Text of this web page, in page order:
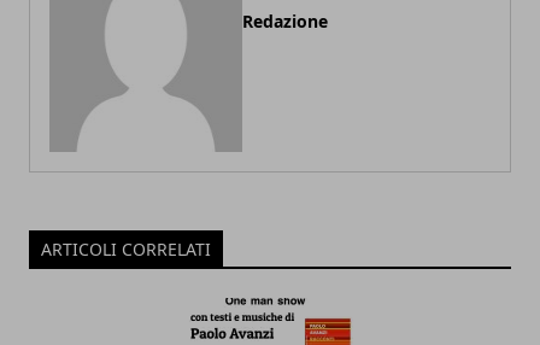
Redazione
ARTICOLI CORRELATI